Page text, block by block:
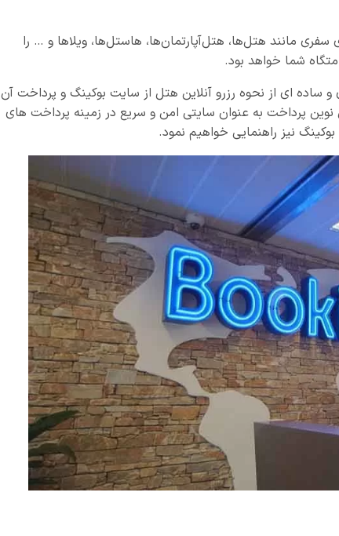
مانند هتل‌ها، هتل‌آپارتمان‌ها، هاستل‌ها، ویلاها و … را
شما خواهد بود.
و ساده ای از نحوه رزرو آنلاین هتل از سایت بوکینگ و پرداخت آن
نوین پرداخت به عنوان سایتی امن و سریع در زمینه پرداخت های
نیز راهنمایی خواهیم نمود.